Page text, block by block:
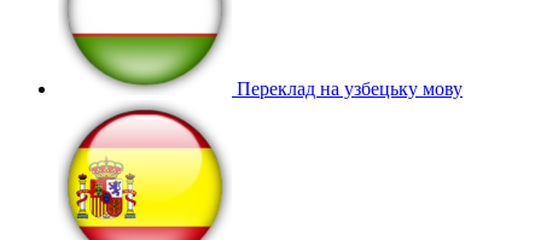
Переклад на узбецьку мову